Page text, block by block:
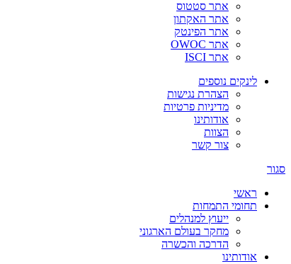
אתר סטטוס
אתר האקתון
אתר הפינטק
אתר OWOC
אתר ISCI
לינקים נוספים
הצהרת נגישות
מדיניות פרטיות
אודותינו
הצוות
צור קשר
סגור
ראשי
תחומי התמחות
ייעוץ למנהלים
מחקר בעולם הארגוני
הדרכה והכשרה
אודותינו